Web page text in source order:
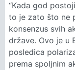
“Kada god
to je zato što ne
konsenzus svih
države. Ovo je u
posledica
prema spoljnim